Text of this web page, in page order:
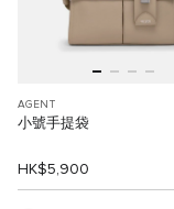
AGENT
小號手提袋
HK$5,900